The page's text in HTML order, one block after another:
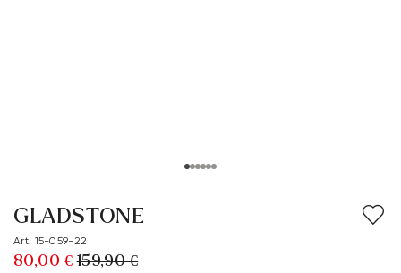
GLADSTONE
Art. 15-059-22
80,00 € 159,90 €